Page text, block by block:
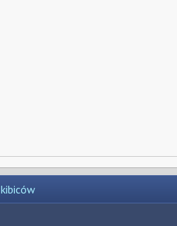
kibiców